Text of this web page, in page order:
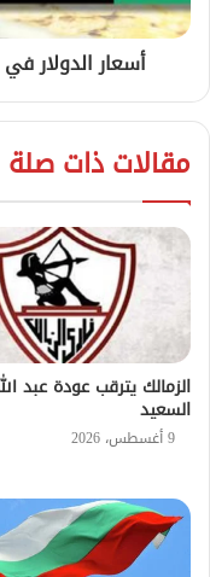
أسعار الدولار في مصر
مقالات ذات صلة
الزمالك يترقب عودة عبد
السعيد
9 أغسطس، 2026